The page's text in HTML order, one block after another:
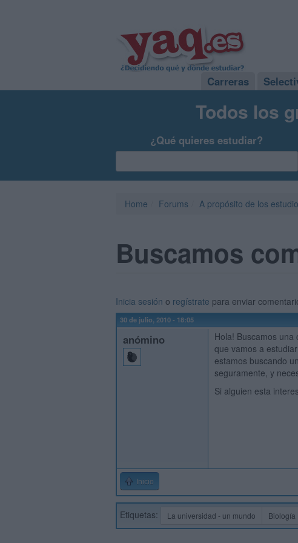
Carreras
Todos los
¿Qué quieres estudiar?
Home Forums A propósito de los
Buscamos
Inicia sesión o regístrate para enviar
30 de julio, 2010 - 18:05
anómino
Hola! Buscamos
que vamos a
estamos buscando
seguramente, y
Si alguien esta
Inicio
Etiquetas: La universidad - un mundo Biología